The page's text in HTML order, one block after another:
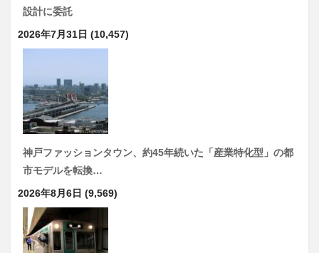
設計に委託
2026年7月31日 (10,457)
神戸ファッションタウン、約45年続いた「産業特化型」の都
市モデルを転換…
2026年8月6日 (9,569)